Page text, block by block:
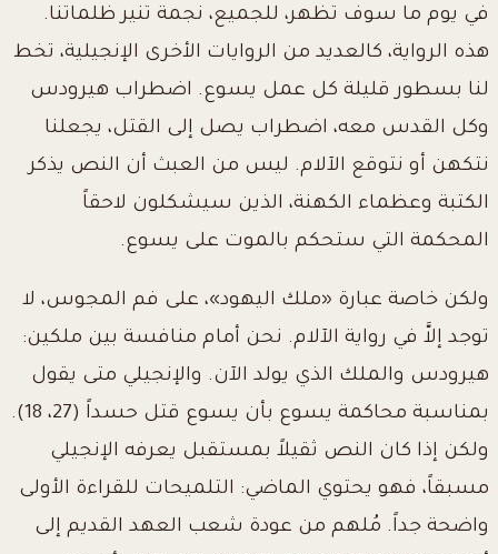
في يوم ما سوف تظهر، للجميع، نجمة تنير ظلماتنا.
هذه الرواية، كالعديد من الروايات الأخرى الإنجيلية، تخط
لنا بسطور قليلة كل عمل يسوع. اضطراب هيرودس
وكل القدس معه، اضطراب يصل إلى القتل، يجعلنا
نتكهن أو نتوقع الآلام. ليس من العبث أن النص يذكر
الكتبة وعظماء الكهنة، الذين سيشكلون لاحقاً
المحكمة التي ستحكم بالموت على يسوع.
ولكن خاصة عبارة «ملك اليهود»، على فم المجوس، لا
توجد إلاَّ في رواية الآلام. نحن أمام منافسة بين ملكين:
هيرودس والملك الذي يولد الآن. والإنجيلي متى يقول
بمناسبة محاكمة يسوع بأن يسوع قتل حسداً (27، 18).
ولكن إذا كان النص ثقيلاً بمستقبل يعرفه الإنجيلي
مسبقاً، فهو يحتوي الماضي: التلميحات للقراءة الأولى
واضحة جداً. مُلهم من عودة شعب العهد القديم إلى